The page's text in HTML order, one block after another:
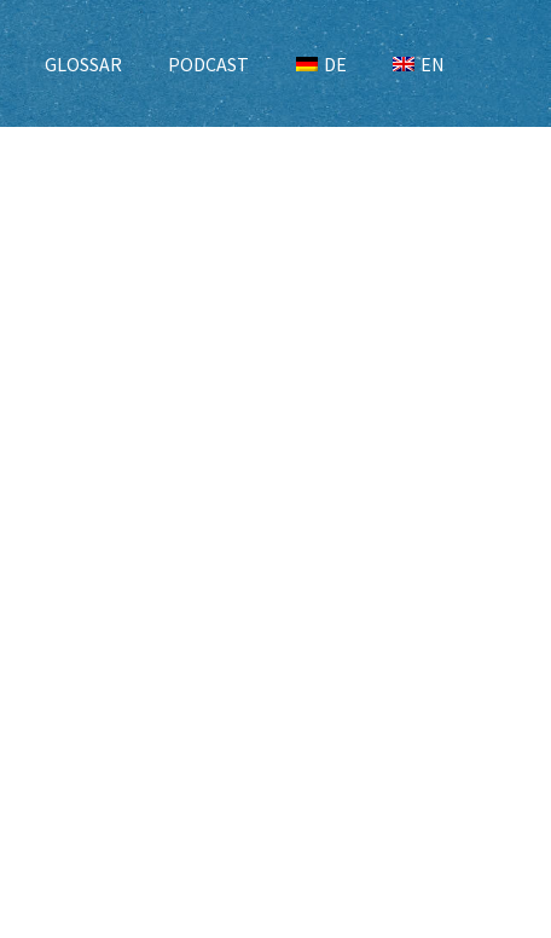
GLOSSAR PODCAST DE EN